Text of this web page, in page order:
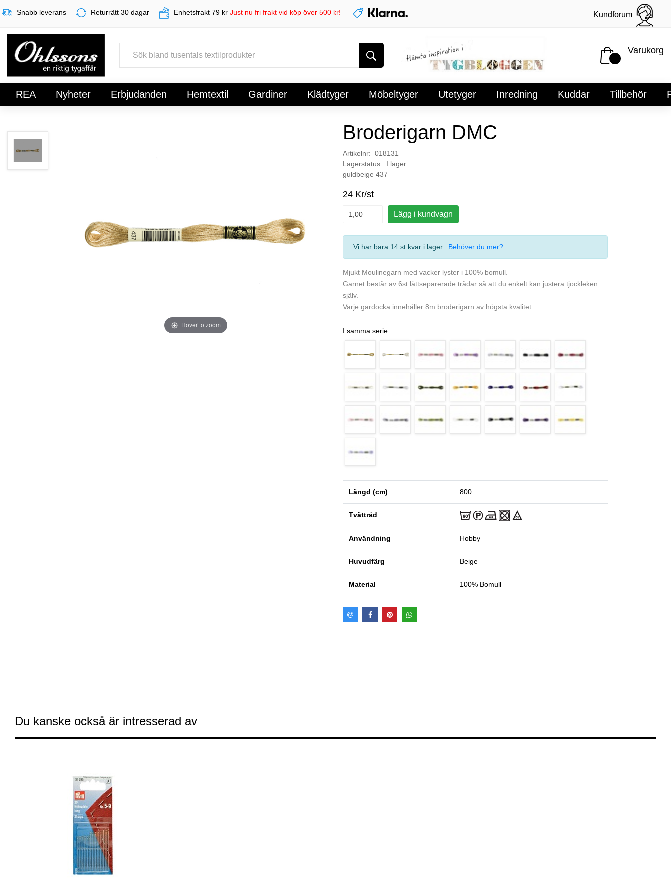
Snabb leverans Returrätt 30 dagar Enhetsfrakt 79 kr Just nu fri frakt vid köp över 500 kr! Kundforum
Varukorg
REA Nyheter Erbjudanden Hemtextil Gardiner Klädtyger Möbeltyger Utetyger Inredning Kuddar Tillbehör
Hover to zoom
Broderigarn DMC
Artikelnr: 018131
Lagerstatus: I lager
guldbeige 437
24 Kr/st
Lägg i kundvagn
Vi har bara 14 st kvar i lager. Behöver du mer?
Mjukt Moulinegarn med vacker lyster i 100% bomull.
Garnet består av 6st lättseparerade trådar så att du enkelt kan justera tjockleken
själv.
Varje gardocka innehåller 8m broderigarn av högsta kvalitet.
I samma serie
Längd (cm) 800
Tvättråd
Användning Hobby
Huvudfärg Beige
Material 100% Bomull
Du kanske också är intresserad av